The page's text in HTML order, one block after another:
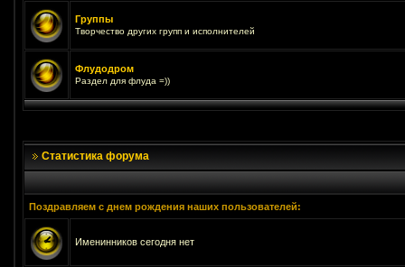
Группы
Творчество других групп и исполнителей
Флудодром
Раздел для флуда =))
Статистика форума
Поздравляем с днем рождения наших пользователей:
Именинников сегодня нет